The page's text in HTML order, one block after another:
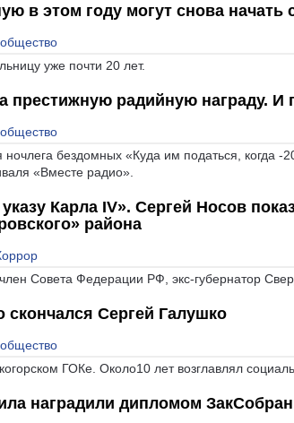
в этом году могут снова начать
уже почти 20 лет.
престижную радийную награду. И
бездомных «Куда им податься, когда -
«Вместе радио».
Карла IV». Сергей Носов
района
Совета Федерации РФ, экс-губернатор
скончался Сергей Галушко
ГОКе. Около10 лет возглавлял
наградили дипломом